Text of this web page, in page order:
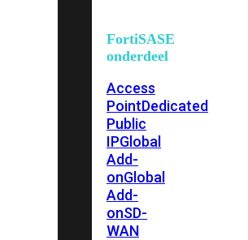
FortiSASE
onderdeel
Access
PointDedicated
Public
IPGlobal
Add-
onGlobal
Add-
onSD-
WAN